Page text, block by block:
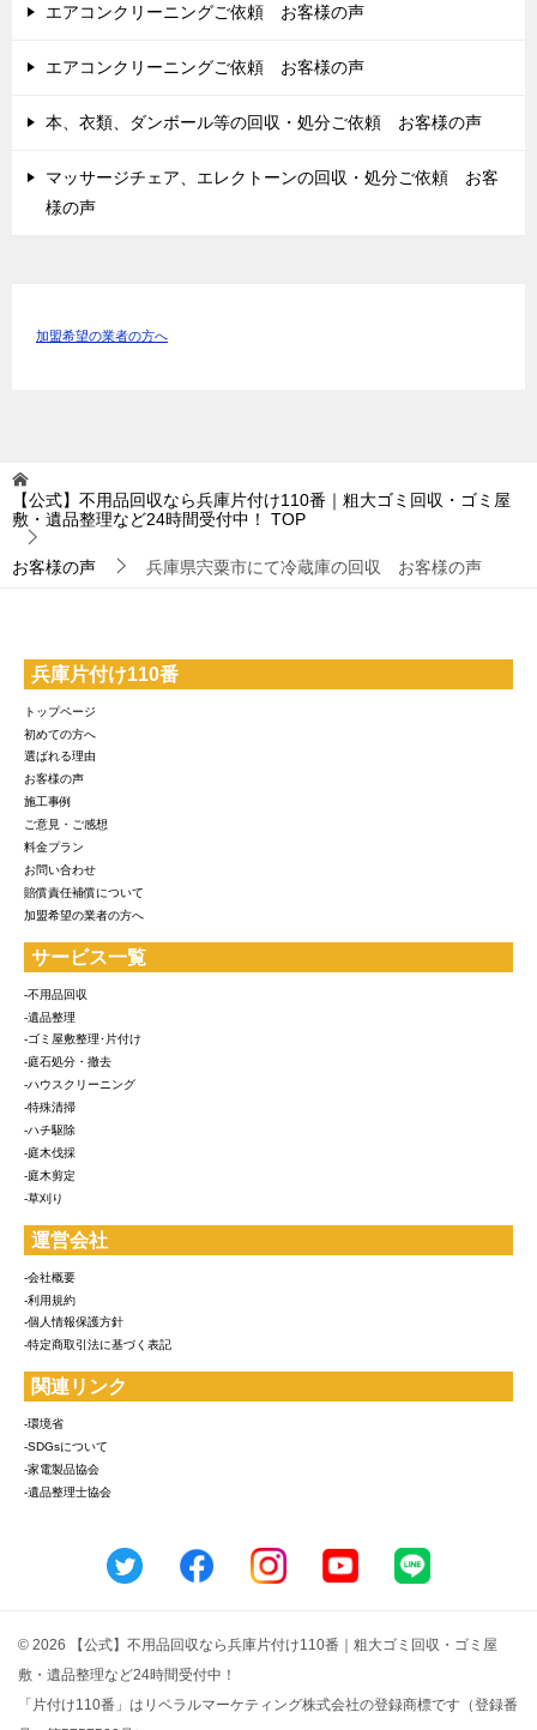
エアコンクリーニングご依頼 お客様の声
エアコンクリーニングご依頼 お客様の声
本、衣類、ダンボール等の回収・処分ご依頼 お客様の声
マッサージチェア、エレクトーンの回収・処分ご依頼 お客
様の声
加盟希望の業者の方へ
【公式】不用品回収なら兵庫片付け110番｜粗大ゴミ回収・ゴミ屋
敷・遺品整理など24時間受付中！
TOP
お客様の声 兵庫県宍粟市にて冷蔵庫の回収 お客様の声
兵庫片付け110番
トップページ
初めての方へ
選ばれる理由
お客様の声
施工事例
ご意見・ご感想
料金プラン
お問い合わせ
賠償責任補償について
加盟希望の業者の方へ
サービス一覧
-不用品回収
-遺品整理
-ゴミ屋敷整理･片付け
-庭石処分・撤去
-ハウスクリーニング
-特殊清掃
-ハチ駆除
-庭木伐採
-庭木剪定
-草刈り
運営会社
-会社概要
-利用規約
-個人情報保護方針
-特定商取引法に基づく表記
関連リンク
-環境省
-SDGsについて
-家電製品協会
-遺品整理士協会
© 2026 【公式】不用品回収なら兵庫片付け110番｜粗大ゴミ回収・ゴミ屋
敷・遺品整理など24時間受付中！
「片付け110番」はリベラルマーケティング株式会社の登録商標です（登録番